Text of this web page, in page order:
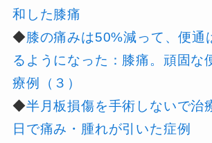
和した膝痛
◆膝の痛みは50%減って、便通
るようになった：膝痛。頑固な
療例（３）
◆半月板損傷を手術しないで治
日で痛み・腫れが引いた症例